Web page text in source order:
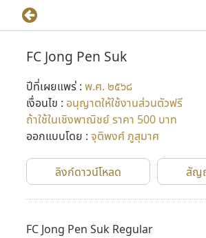
FC Jong Pen Suk
ปีที่เผยแพร่ : พ.ศ. ๒๕๖๘
เงื่อนไข : อนุญาตให้ใช้งานส่วนตัวฟรี
ถ้าใช้ในเชิงพาณิชย์ ราคา 500 บาท
ออกแบบโดย : จุติพงศ์ ภูสุมาศ
ลิงก์ดาวน์โหลด สัญ
FC Jong Pen Suk Regular